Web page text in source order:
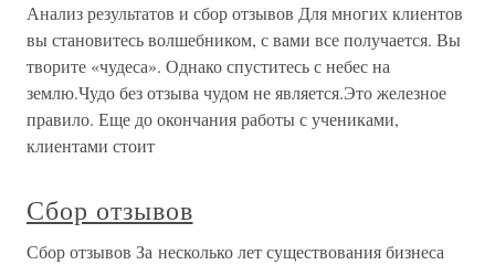
Анализ результатов и сбор отзывов Для многих клиентов
вы становитесь волшебником, с вами все получается. Вы
творите «чудеса». Однако спуститесь с небес на
землю.Чудо без отзыва чудом не является.Это железное
правило. Еще до окончания работы с учениками,
клиентами стоит
Сбор отзывов
Сбор отзывов За несколько лет существования бизнеса